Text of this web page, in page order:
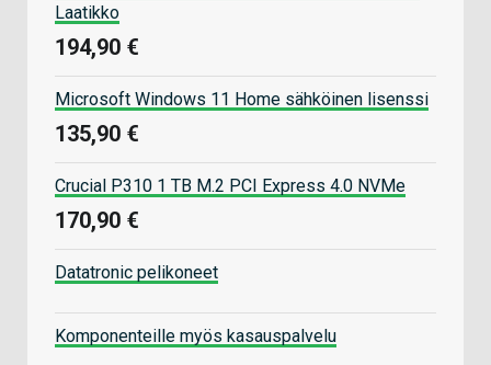
Laatikko
194,90 €
Microsoft Windows 11 Home sähköinen lisenssi
135,90 €
Crucial P310 1 TB M.2 PCI Express 4.0 NVMe
170,90 €
Datatronic pelikoneet
Komponenteille myös kasauspalvelu